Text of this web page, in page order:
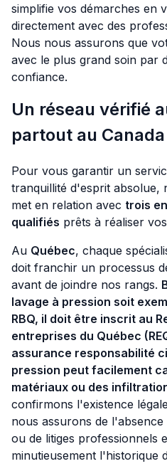
simplifie vos démarches en
directement avec des
Nous nous assurons que
avec le plus grand soin par
confiance.
Un réseau vérifié
partout au Canada
Pour vous garantir un
tranquillité d'esprit absolue,
met en relation avec trois
qualifiés prêts à réaliser
Au Québec, chaque
doit franchir un processus
avant de joindre nos rangs.
lavage à pression soit
RBQ, il doit être inscrit au
entreprises du Québec
assurance responsabilité
pression peut facilement
matériaux ou des
confirmons l'existence
nous assurons de
ou de litiges professionnels
minutieusement l'historique